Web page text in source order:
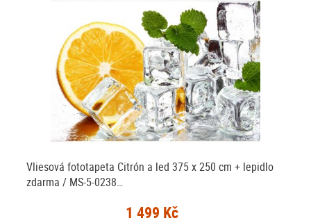
Vliesová fototapeta Citrón a led 375 x 250 cm + lepidlo
zdarma / MS-5-0238…
1 499 Kč